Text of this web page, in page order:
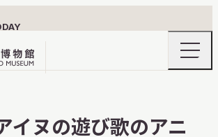
ナ
ビ
イヌの遊び歌のアニ